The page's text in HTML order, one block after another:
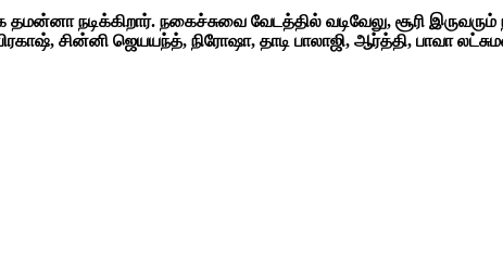
நடிக்கிறார். நகைச்சுவை வேடத்தில் வடிவேலு, சூரி இருவரும்
சின்னி ஜெயயந்த், நிரோஷா, தாடி பாலாஜி, ஆர்த்தி, பாவா
ஹாப் தமிழா